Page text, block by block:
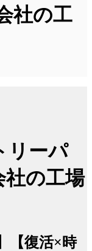
社の工
リーパ
社の工場
【復活×時